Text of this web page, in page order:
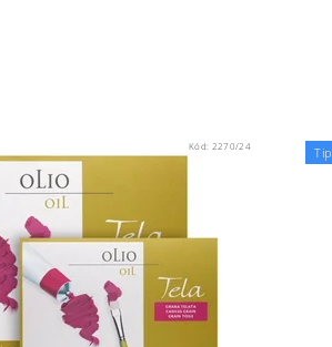
Kód: 2270/24 Tip